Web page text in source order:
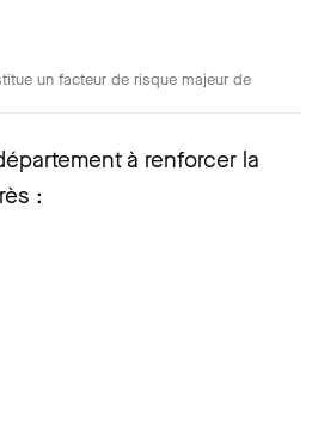
un facteur de risque majeur de
à renforcer la
: